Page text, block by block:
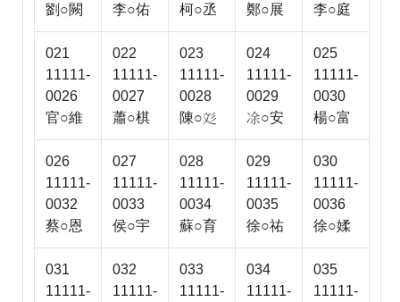
劉○闕
李○佑
柯○丞
鄭○展
李○庭
021
11111-
0026
官○維
022
11111-
0027
蕭○棋
023
11111-
0028
陳○
024
11111-
0029
○安
025
11111-
0030
楊○富
026
11111-
0032
蔡○恩
027
11111-
0033
侯○宇
028
11111-
0034
蘇○育
029
11111-
0035
徐○祐
030
11111-
0036
徐○媃
031
11111-
032
11111-
033
11111-
034
11111-
035
11111-